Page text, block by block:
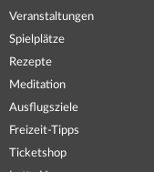
Veranstaltungen
Spielplätze
Rezepte
Meditation
Ausflugsziele
Freizeit-Tipps
Ticketshop